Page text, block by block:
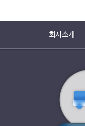
회사소개